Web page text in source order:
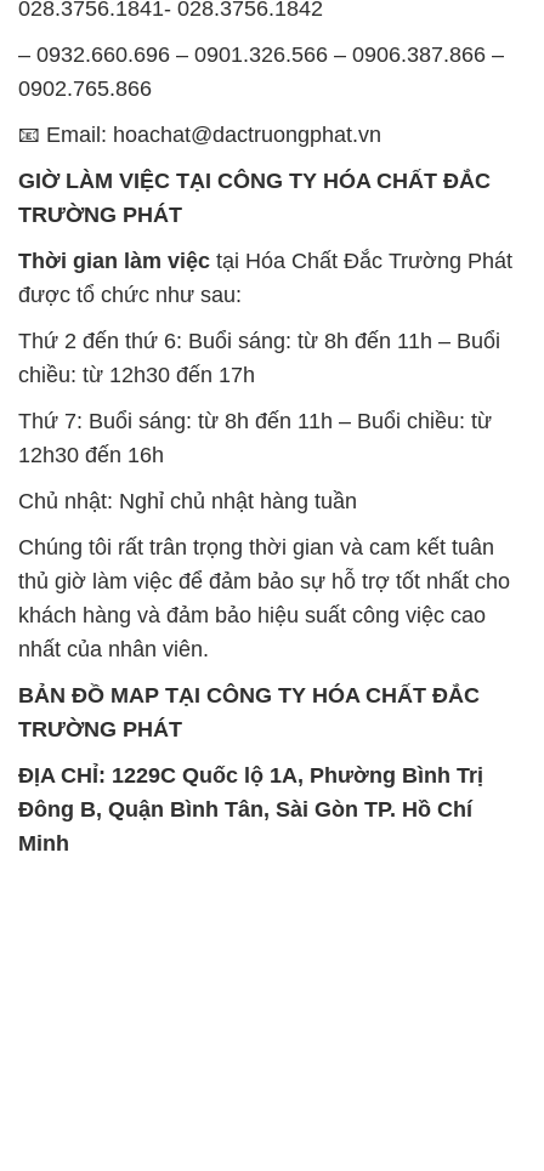
TRƯỜNG PHÁT
được tổ chức như sau:
Thứ 2 đến thứ 6: Buổi sáng: từ 8h đến 11h – Buổi
chiều: từ 12h30 đến 17h
Thứ 7: Buổi sáng: từ 8h đến 11h – Buổi chiều: từ
12h30 đến 16h
Chủ nhật: Nghỉ chủ nhật hàng tuần
thủ giờ làm việc để đảm bảo sự hỗ trợ tốt nhất cho
khách hàng và đảm bảo hiệu suất công việc cao
nhất của nhân viên.
BẢN ĐỒ MAP TẠI CÔNG TY HÓA CHẤT ĐẮC
TRƯỜNG PHÁT
ĐỊA CHỈ: 1229C Quốc lộ 1A, Phường Bình Trị
Đông B, Quận Bình Tân, Sài Gòn TP. Hồ Chí
Minh